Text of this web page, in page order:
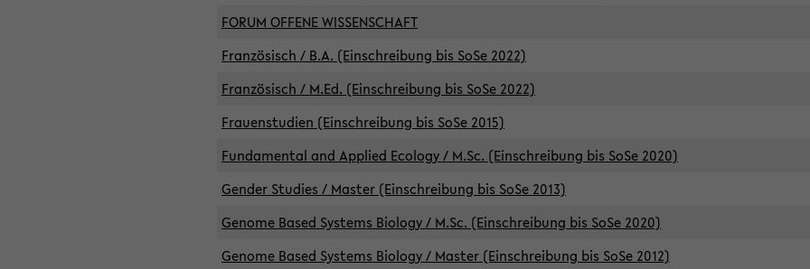
FORUM OFFENE WISSENSCHAFT
Französisch / B.A. (Einschreibung bis SoSe 2022)
Französisch / M.Ed. (Einschreibung bis SoSe 2022)
Frauenstudien (Einschreibung bis SoSe 2015)
Fundamental and Applied Ecology / M.Sc. (Einschreibung bis SoSe 2020)
Gender Studies / Master (Einschreibung bis SoSe 2013)
Genome Based Systems Biology / M.Sc. (Einschreibung bis SoSe 2020)
Genome Based Systems Biology / Master (Einschreibung bis SoSe 2012)